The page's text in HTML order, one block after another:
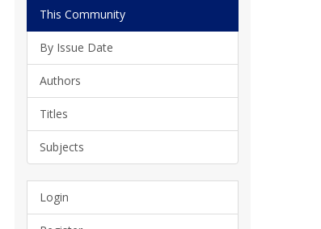
This Community
By Issue Date
Authors
Titles
Subjects
Login